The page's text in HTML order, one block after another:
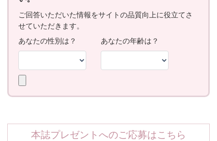
本誌プレゼントへのご応募はこちら